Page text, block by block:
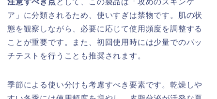
注意すべき点 として、この製品は「攻めのスキンケ
ア」に分類されるため、使いすぎは禁物です。肌の状
態を観察しながら、必要に応じて使用頻度を調整する
ことが重要です。また、初回使用時には少量でのパッ
チテストを行うことも推奨されます。
季節による使い分けも考慮すべき要素です。乾燥しや